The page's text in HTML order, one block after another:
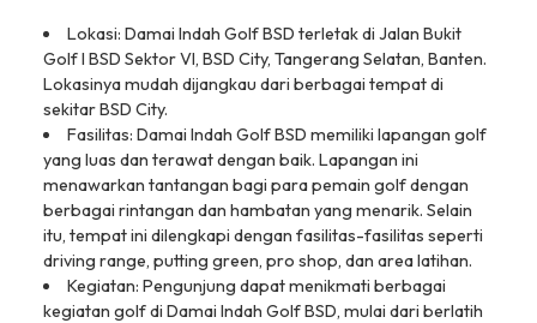
Lokasi: Damai Indah Golf BSD terletak di Jalan Bukit
Golf I BSD Sektor VI, BSD City, Tangerang Selatan, Banten.
Lokasinya mudah dijangkau dari berbagai tempat di
sekitar BSD City.
Fasilitas: Damai Indah Golf BSD memiliki lapangan golf
yang luas dan terawat dengan baik. Lapangan ini
menawarkan tantangan bagi para pemain golf dengan
berbagai rintangan dan hambatan yang menarik. Selain
itu, tempat ini dilengkapi dengan fasilitas-fasilitas seperti
driving range, putting green, pro shop, dan area latihan.
Kegiatan: Pengunjung dapat menikmati berbagai
kegiatan golf di Damai Indah Golf BSD, mulai dari berlatih